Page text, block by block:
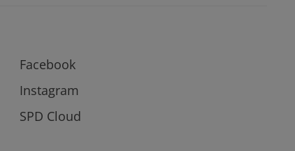
Facebook
Instagram
SPD Cloud